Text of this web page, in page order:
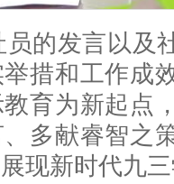
员的发言以及
措和工作成
育为新起点
多献睿智之
现新时代九